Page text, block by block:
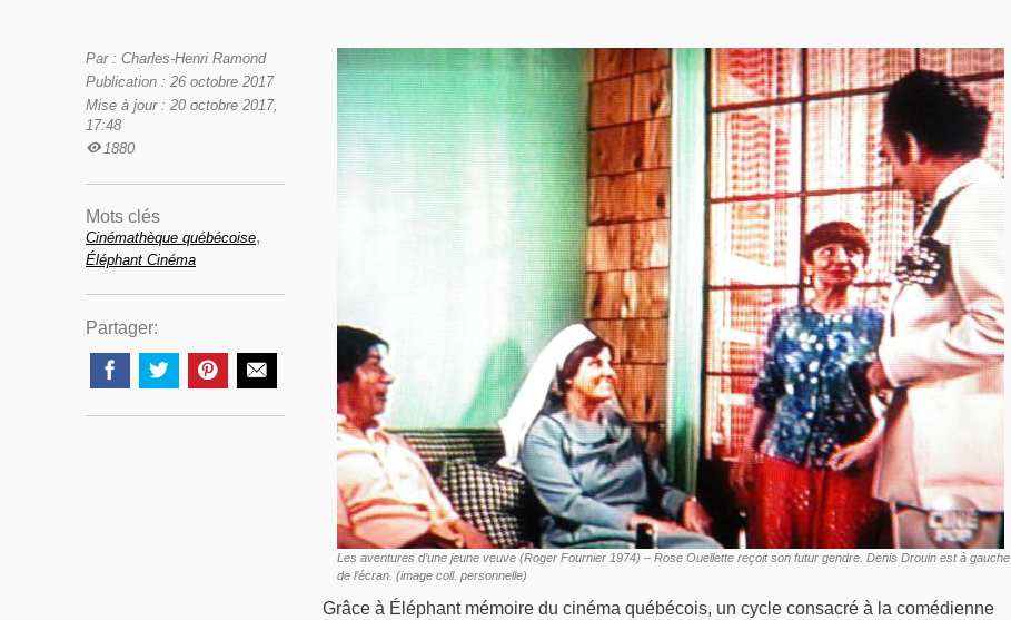
Les aventures d’une jeune veuve (Roger Fournier 1974) – Rose Ouellette reçoit son futur gendre. Denis Drouin est à gauche
de l’écran. (image coll. personnelle)
Grâce à Éléphant mémoire du cinéma québécois, un cycle consacré à la comédienne
Par : Charles-Henri Ramond
Publication : 26 octobre 2017
Mise à jour : 20 octobre 2017,
17:48
1880
Mots clés
Cinémathèque québécoise,
Éléphant Cinéma
Partager: